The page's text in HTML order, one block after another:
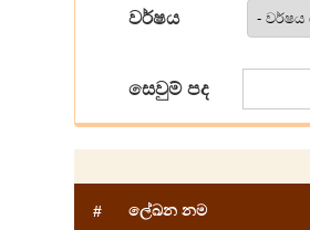
වර්ෂය
සෙවුම් පද
# ලේඛන නම